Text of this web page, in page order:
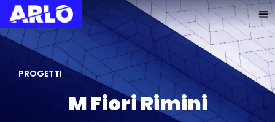
PROGETTI
M Fiori Rimini